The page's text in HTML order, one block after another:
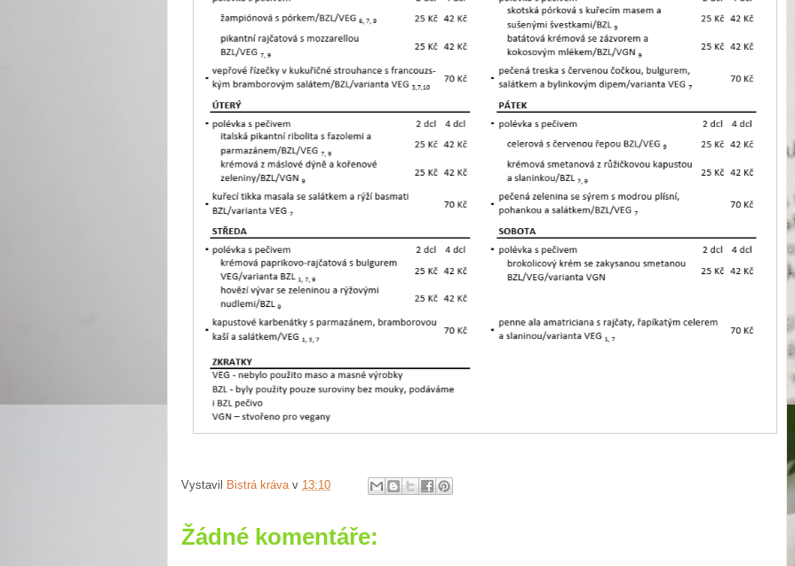
Vystavil Bistrá kráva v 13:10
Žádné komentáře: